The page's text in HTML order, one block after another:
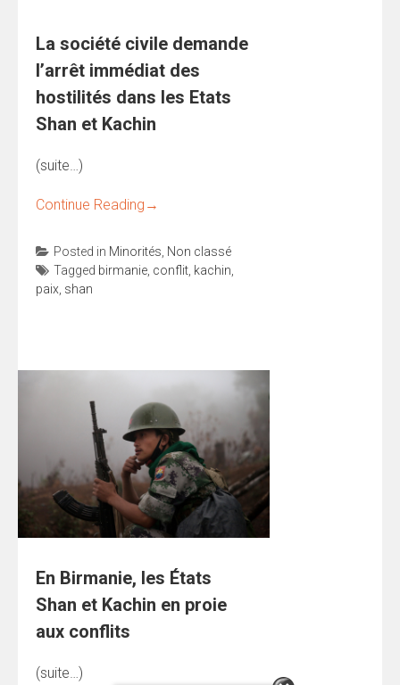
La société civile demande
l’arrêt immédiat des
hostilités dans les Etats
Shan et Kachin
(suite…)
Continue Reading →
Posted in Minorités, Non classé
Tagged birmanie, conflit, kachin,
paix, shan
En Birmanie, les États
Shan et Kachin en proie
aux conflits
(suite…)